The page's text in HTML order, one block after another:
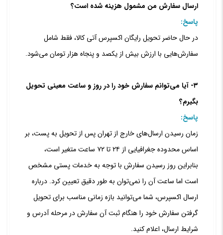
ارسال سفارش من مشمول هزینه شده است؟
پاسخ:
در حال حاضر تحویل رایگان اکسپرس آتی کالا، فقط شامل
سفارش‌‌‌‏هایی با ارزش بیش از یکصد و پنجاه هزار تومان می‌‏شود.
۳- آیا می‏‌توانم سفارش خود را در روز و ساعت معینی تحویل
بگیرم؟
پاسخ:
زمان رسیدن ارسال‏‌های خارج از تهران پس از تحویل به پست، بر
اساس محدوده جغرافیایی از ۲۴ تا ۷۲ ساعت متغیر است،
بنابراین روز رسیدن سفارش با توجه به خدمات پستی مشخص
است اما ساعت آن را نمی‏‌توان به طور دقیق تعیین کرد. درباره
ارسال اکسپرس، شما می‏‌توانید بازه زمانی مناسب برای تحویل
گرفتن سفارش خود را هنگام ثبت آن سفارش در مرحله آدرس و
شرایط ارسال، اعلام کنید.